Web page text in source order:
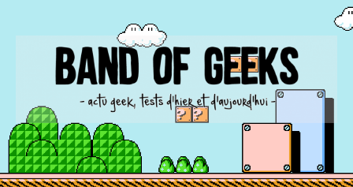
BAND OF GEEKS
Actu Geek d'hier et d'aujourd'hui